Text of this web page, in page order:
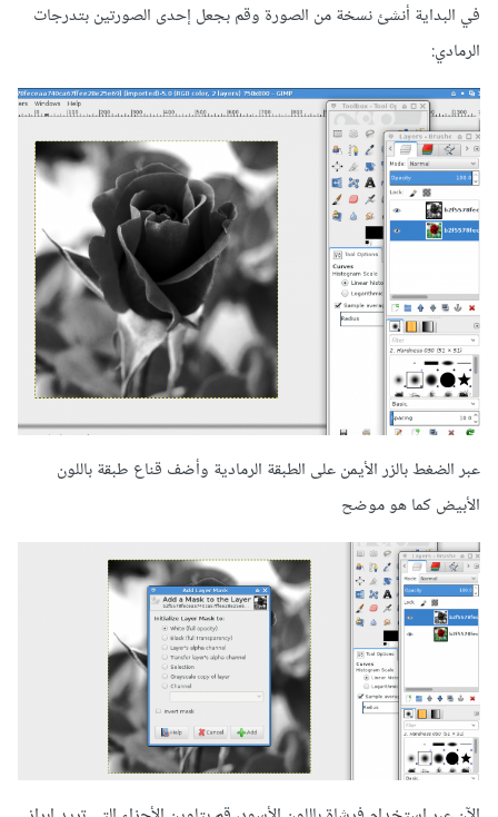
في البداية أنشئ نسخة من الصورة وقم بجعل إحدى الصورتين بتدرجات
الرمادي:
عبر الضغط بالزر الأيمن على الطبقة الرمادية وأضف قناع طبقة باللون
الأبيض كما هو موضح